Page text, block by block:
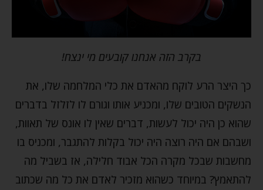
בקרב הזה אנחנו קובעים מי ינצח!
כך היצר הרע לוקח מהאדם את כלי המלחמה שלו, את
הנשקים הטובים שלו, ומכניע אותו וגורם לו לזלזל בדברים
שהוא כן היה יכול לעשות, דברים שאין לו אונס של תאוות,
ושבהם אם היה רוצה היה יכול בקלות להתגבר, ומכניס בו
מחשבות שבכל מקרה הכל אבוד חלילה, אז בשביל מה
להתאמץ? במיוחד כשהוא מזכיר לאדם את כל מה שכתוב